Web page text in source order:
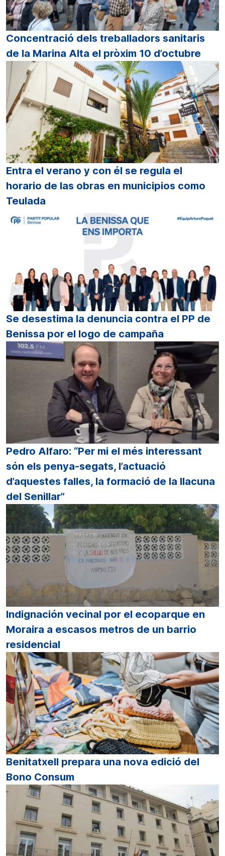
Concentració dels treballadors sanitaris
de la Marina Alta el pròxim 10 d’octubre
Entra el verano y con él se regula el
horario de las obras en municipios como
Teulada
Se desestima la denuncia contra el PP de
Benissa por el logo de campaña
Pedro Alfaro: “Per mi el més interessant
són els penya-segats, l’actuació
d’aquestes falles, la formació de la llacuna
del Senillar”
Indignación vecinal por el ecoparque en
Moraira a escasos metros de un barrio
residencial
Benitatxell prepara una nova edició del
Bono Consum